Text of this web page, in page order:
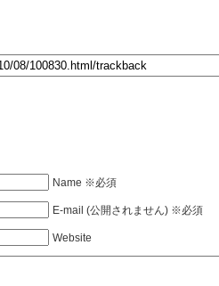
Name ※必須
E-mail (公開されません) ※必須
Website